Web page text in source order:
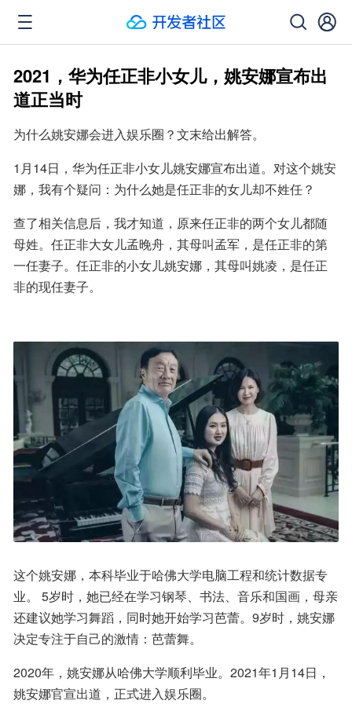
2021，华为任正非小女儿，姚安娜宣布出
道正当时
为什么姚安娜会进入娱乐圈？文末给出解答。
1月14日，华为任正非小女儿姚安娜宣布出道。对这个姚安
娜，我有个疑问：为什么她是任正非的女儿却不姓任？
查了相关信息后，我才知道，原来任正非的两个女儿都随
母姓。任正非大女儿孟晚舟，其母叫孟军，是任正非的第
一任妻子。任正非的小女儿姚安娜，其母叫姚凌，是任正
非的现任妻子。
这个姚安娜，本科毕业于哈佛大学电脑工程和统计数据专
业。 5岁时，她已经在学习钢琴、书法、音乐和国画，母亲
还建议她学习舞蹈，同时她开始学习芭蕾。9岁时，姚安娜
决定专注于自己的激情：芭蕾舞。
2020年，姚安娜从哈佛大学顺利毕业。2021年1月14日，
姚安娜官宣出道，正式进入娱乐圈。